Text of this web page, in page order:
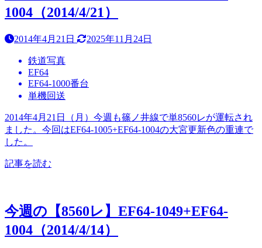
1004（2014/4/21）
2014年4月21日 2025年11月24日
鉄道写真
EF64
EF64-1000番台
単機回送
2014年4月21日（月）今週も篠ノ井線で単8560レが運転され
ました。今回はEF64-1005+EF64-1004の大宮更新色の重連で
した。
記事を読む
今週の【8560レ】EF64-1049+EF64-
1004（2014/4/14）